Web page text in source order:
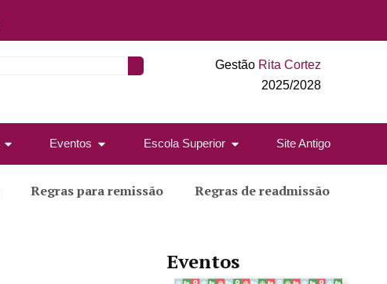
Gestão Rita Cortez
2025/2028
Eventos Escola Superior Site Antigo
Regras para remissão Regras de readmissão
Eventos